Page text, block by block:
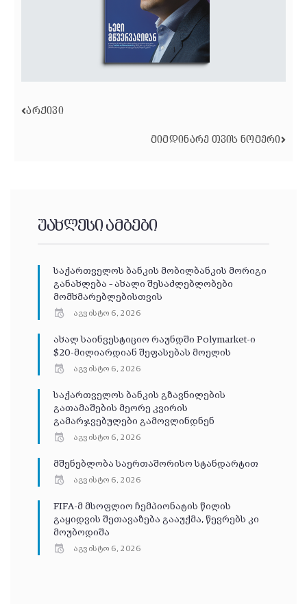
ᲐᲠᲥᲘᲕᲘ
ᲛᲘᲛᲓᲘᲜᲐᲠᲔ ᲗᲕᲘᲡ ᲜᲝᲛᲔᲠᲘ
უახლესი ამბები
საქართველოს ბანკის მობილბანკის მორიგი
განახლება – ახალი შესაძლებლობები
მომხმარებლებისთვის
აგვისტო 6, 2026
ახალ საინვესტიციო რაუნდში Polymarket-ი
$20-მილიარდიან შეფასებას მოელის
აგვისტო 6, 2026
საქართველოს ბანკის გზავნილების
გათამაშების მეორე კვირის
გამარჯვებულები გამოვლინდნენ
აგვისტო 6, 2026
მშენებლობა საერთაშორისო სტანდარტით
აგვისტო 6, 2026
FIFA-მ მსოფლიო ჩემპიონატის წილის
გაყიდვის შეთავაზება გააუქმა, წევრებს კი
მოუბოდიშა
აგვისტო 6, 2026